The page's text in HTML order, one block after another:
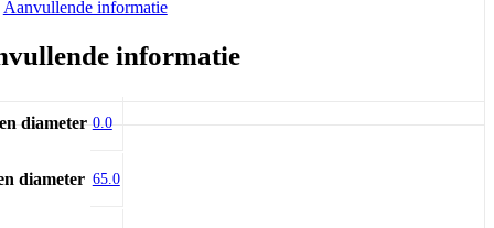
Aanvullende informatie
informatie
diameter 0.0
diameter 65.0